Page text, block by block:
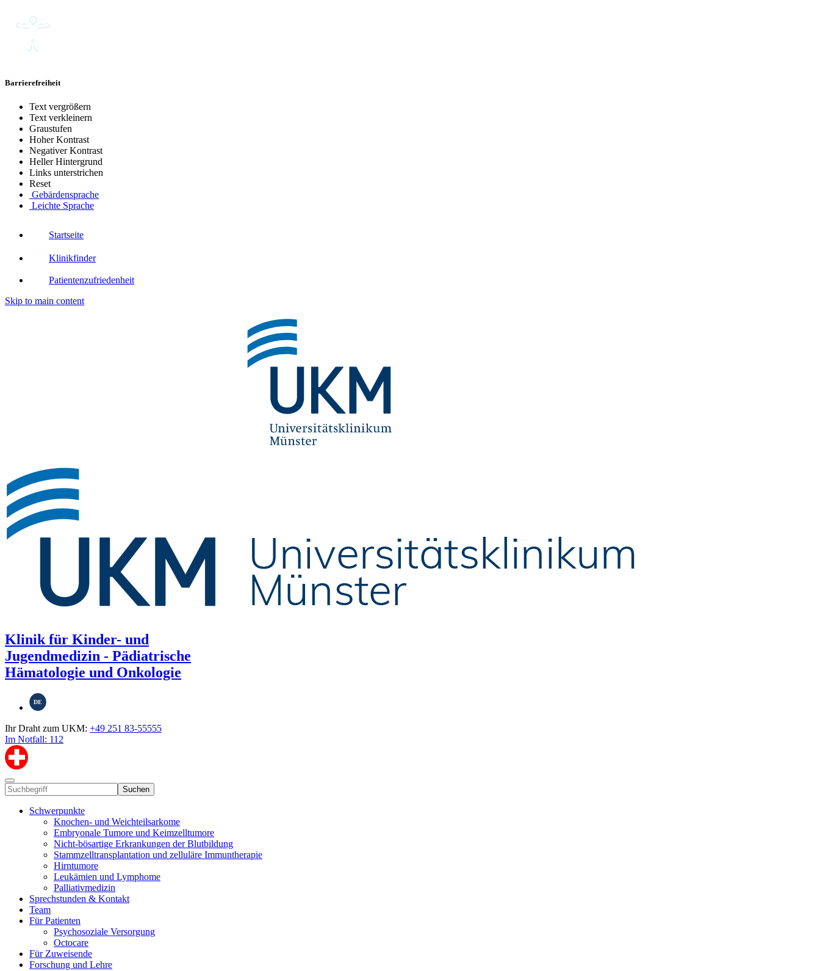
Barrierefreiheit
Text vergrößern
Text verkleinern
Graustufen
Hoher Kontrast
Negativer Kontrast
Heller Hintergrund
Links unterstrichen
Reset
Gebärdensprache
Leichte Sprache
Startseite
Klinikfinder
Patientenzufriedenheit
Skip to main content
Klinik für Kinder- und
Jugendmedizin - Pädiatrische
Hämatologie und Onkologie
DE
Ihr Draht zum UKM: +49 251 83-55555
Im Notfall: 112
Suchen
Schwerpunkte
Knochen- und Weichteilsarkome
Embryonale Tumore und Keimzelltumore
Nicht-bösartige Erkrankungen der Blutbildung
Stammzelltransplantation und zelluläre Immuntherapie
Hirntumore
Leukämien und Lymphome
Palliativmedizin
Sprechstunden & Kontakt
Team
Für Patienten
Psychosoziale Versorgung
Octocare
Für Zuweisende
Forschung und Lehre